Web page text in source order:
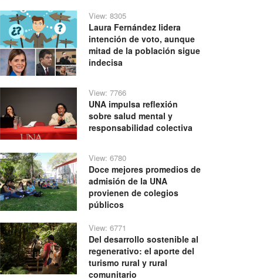
View: 8305
Laura Fernández lidera
intención de voto, aunque
mitad de la población sigue
indecisa
View: 7766
UNA impulsa reflexión
sobre salud mental y
responsabilidad colectiva
View: 6780
Doce mejores promedios de
admisión de la UNA
provienen de colegios
públicos
View: 6771
Del desarrollo sostenible al
regenerativo: el aporte del
turismo rural y rural
comunitario